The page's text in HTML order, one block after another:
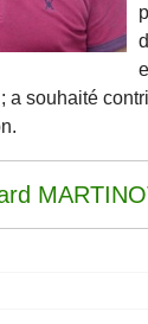
a souhaité